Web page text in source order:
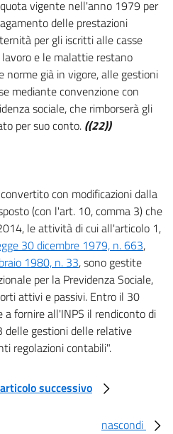
vigente nell'anno 1979 per
delle prestazioni
per gli iscritti alle casse
e le malattie restano
norme già in vigore, alle gestioni
mediante convenzione con
sociale, che rimborserà gli
per suo conto. ((22))
con modificazioni dalla
(con l'art. 10, comma 3) che
le attività di cui all'articolo 1,
30 dicembre 1979, n. 663,
1980, n. 33, sono gestite
per la Previdenza Sociale,
attivi e passivi. Entro il 30
fornire all'INPS il rendiconto di
delle gestioni delle relative
regolazioni contabili".
articolo successivo
nascondi